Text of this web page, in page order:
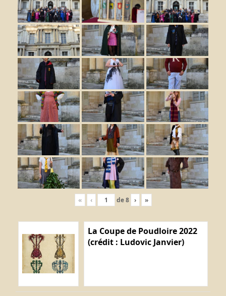
« ‹ de8 › »
La Coupe de Poudloire 2022
(crédit : Ludovic Janvier)